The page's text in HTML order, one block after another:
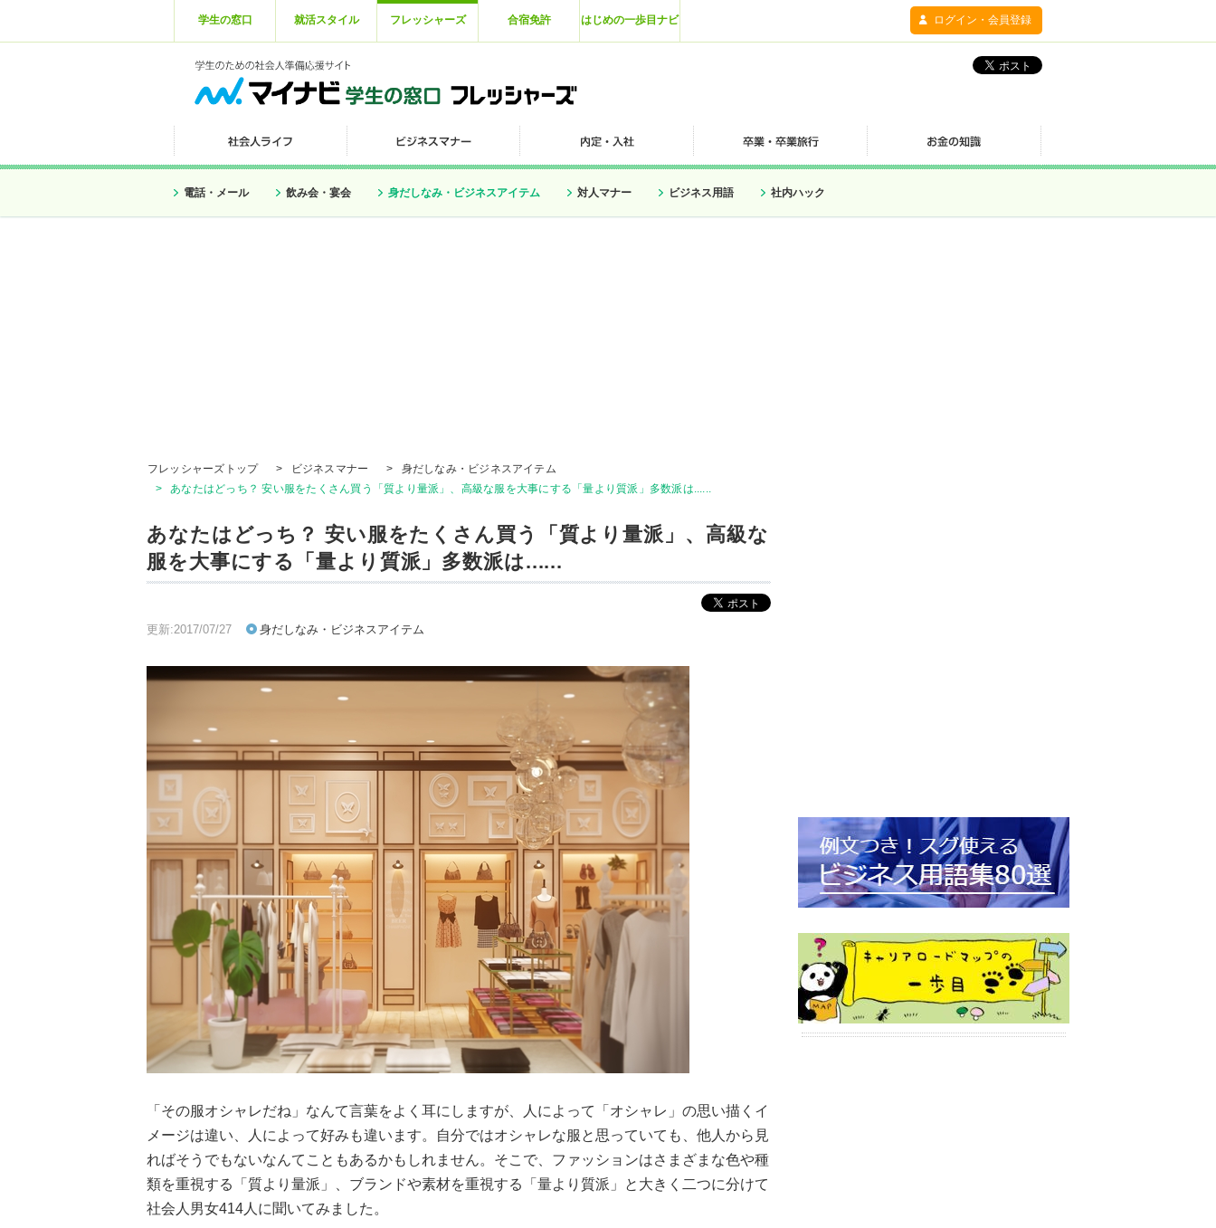
学生の窓口 就活スタイル フレッシャーズ 合宿免許 はじめの一歩目ナビ ログイン・会員登録
電話・メール 飲み会・宴会 身だしなみ・ビジネスアイテム 対人マナー ビジネス用語 社内ハック
フレッシャーズトップ > ビジネスマナー >
身だしなみ・ビジネスアイテム
>
あなたはどっち？ 安い服をたくさん買う「質より量派」、高級な服を大事にする「量より質派」多数派は......
あなたはどっち？ 安い服をたくさん買う「質より量派」、高級な
服を大事にする「量より質派」多数派は......
更新:2017/07/27 身だしなみ・ビジネスアイテム
「その服オシャレだね」なんて言葉をよく耳にしますが、人によって「オシャレ」の思い描くイ
メージは違い、人によって好みも違います。自分ではオシャレな服と思っていても、他人から見
ればそうでもないなんてこともあるかもしれません。そこで、ファッションはさまざまな色や種
類を重視する「質より量派」、ブランドや素材を重視する「量より質派」と大きく二つに分けて
社会人男女414人に聞いてみました。